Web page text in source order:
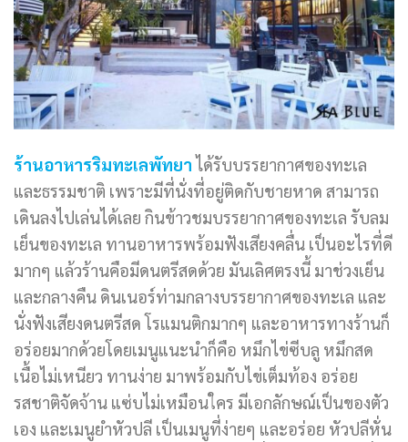
ร้านอาหารริมทะเลพัทยาได้รับบรรยากาศของทะเล
และธรรมชาติ เพราะมีที่นั่งที่อยู่ติดกับชายหาด สามารถ
เดินลงไปเล่นได้เลย กินข้าวชมบรรยากาศของทะเล รับลม
เย็นของทะเล ทานอาหารพร้อมฟังเสียงคลื่น เป็นอะไรที่ดี
มากๆ แล้วร้านคือมีดนตรีสดด้วย มันเลิศตรงนี้ มาช่วงเย็น
และกลางคืน ดินเนอร์ท่ามกลางบรรยากาศของทะเล และ
นั่งฟังเสียงดนตรีสด โรแมนติกมากๆ และอาหารทางร้านก็
อร่อยมากด้วยโดยเมนูแนะนำก็คือ หมึกไข่ซีบลู หมึกสด
เนื้อไม่เหนียว ทานง่าย มาพร้อมกับไข่เต็มท้อง อร่อย
รสชาติจัดจ้าน แซ่บไม่เหมือนใคร มีเอกลักษณ์เป็นของตัว
เอง และเมนูยำหัวปลี เป็นเมนูที่ง่ายๆ และอร่อย หัวปลีหั่น